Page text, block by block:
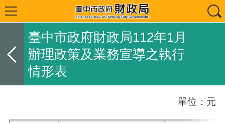
臺中市政府財政局112年1月
辦理政策及業務宣導之執行
情形表
單位：元